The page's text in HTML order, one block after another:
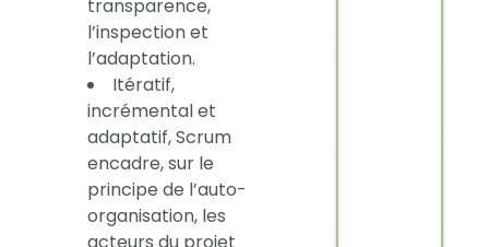
transparence,
l’inspection et
l’adaptation.
Itératif,
incrémental et
adaptatif, Scrum
encadre, sur le
principe de l’auto-
organisation, les